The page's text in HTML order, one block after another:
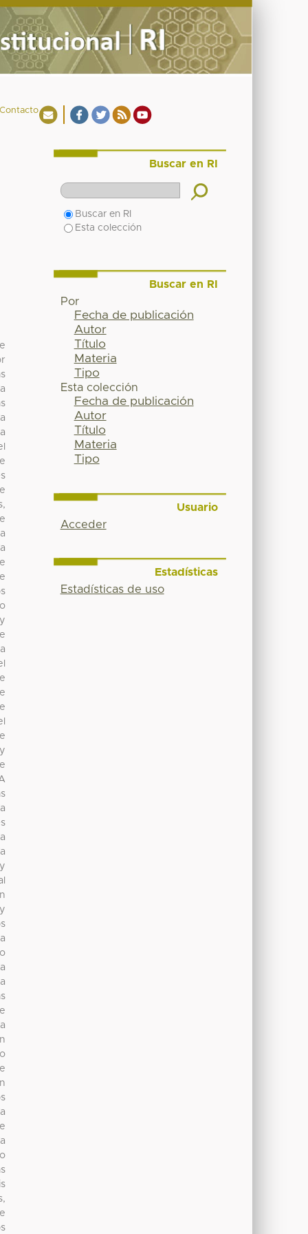
Contacto
Buscar en RI
Buscar en RI
Esta colección
Buscar en RI
Por
Fecha de publicación
Autor
Título
Materia
Tipo
Esta colección
Fecha de publicación
Autor
Título
Materia
Tipo
Usuario
Acceder
Estadísticas
Estadísticas de uso